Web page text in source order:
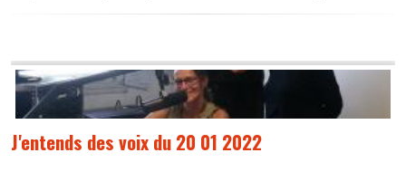
J'entends des voix du 20 01 2022